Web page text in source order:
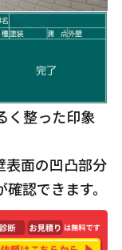
く整った印象
表面の凹凸部分
認できます。